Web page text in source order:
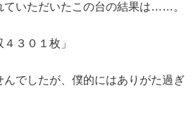
ていただいたこの台の結果は……。
３０１枚」
んでしたが、僕的にはありがた過ぎ